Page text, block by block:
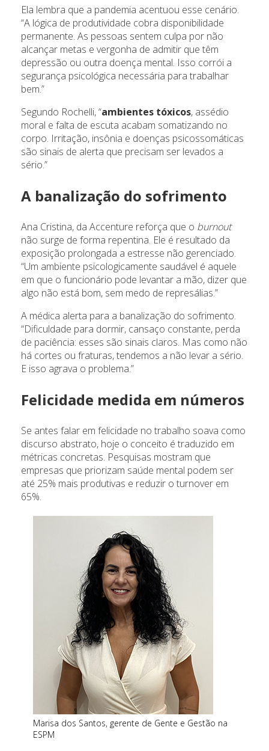
Ela lembra que a pandemia acentuou esse cenário.
“A lógica de produtividade cobra disponibilidade
permanente. As pessoas sentem culpa por não
alcançar metas e vergonha de admitir que têm
depressão ou outra doença mental. Isso corrói a
segurança psicológica necessária para trabalhar
bem.”
Segundo Rochelli, “ambientes tóxicos, assédio
moral e falta de escuta acabam somatizando no
corpo. Irritação, insônia e doenças psicossomáticas
são sinais de alerta que precisam ser levados a
sério.”
A banalização do sofrimento
Ana Cristina, da Accenture reforça que o burnout
não surge de forma repentina. Ele é resultado da
exposição prolongada a estresse não gerenciado.
“Um ambiente psicologicamente saudável é aquele
em que o funcionário pode levantar a mão, dizer que
algo não está bom, sem medo de represálias.”
A médica alerta para a banalização do sofrimento.
“Dificuldade para dormir, cansaço constante, perda
de paciência: esses são sinais claros. Mas como não
há cortes ou fraturas, tendemos a não levar a sério.
E isso agrava o problema.”
Felicidade medida em números
Se antes falar em felicidade no trabalho soava como
discurso abstrato, hoje o conceito é traduzido em
métricas concretas. Pesquisas mostram que
empresas que priorizam saúde mental podem ser
até 25% mais produtivas e reduzir o turnover em
65%.
Marisa dos Santos, gerente de Gente e Gestão na
ESPM